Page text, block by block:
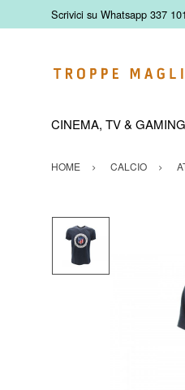
Scrivici su Whatsapp 337
CINEMA, TV & GAMING
HOME CALCIO